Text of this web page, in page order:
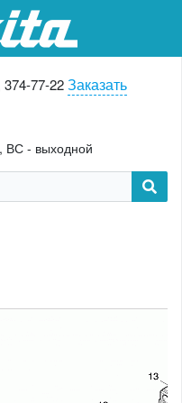
374-77-22Заказать
- выходной